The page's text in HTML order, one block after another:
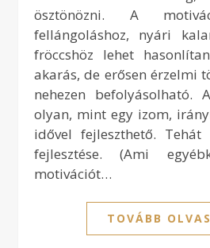
ösztönözni. A
fellángoláshoz, nyári
fröccshöz lehet
akarás, de erősen érzelmi
nehezen befolyásolható.
olyan, mint egy izom,
idővel fejleszthető.
fejlesztése. (Ami
motivációt…
TOVÁBB